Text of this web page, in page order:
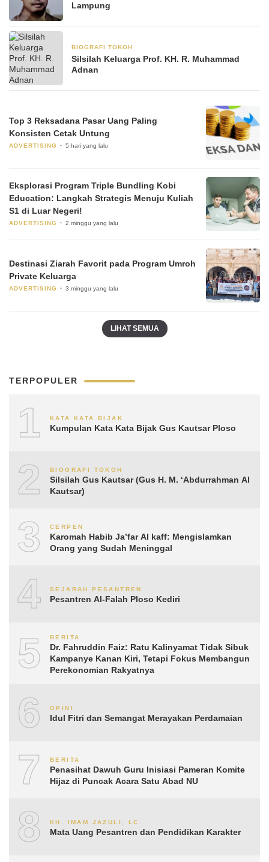
Lampung
BIOGRAFI TOKOH
Silsilah Keluarga Prof. KH. R. Muhammad
Adnan
Top 3 Reksadana Pasar Uang Paling
Konsisten Cetak Untung
ADVERTISING 5 hari yang lalu
Eksplorasi Program Triple Bundling Kobi
Education: Langkah Strategis Menuju Kuliah
S1 di Luar Negeri!
ADVERTISING 2 minggu yang lalu
Destinasi Ziarah Favorit pada Program Umroh
Private Keluarga
ADVERTISING 3 minggu yang lalu
LIHAT SEMUA
TERPOPULER
1 KATA KATA BIJAK
Kumpulan Kata Kata Bijak Gus Kautsar Ploso
2 BIOGRAFI TOKOH
Silsilah Gus Kautsar (Gus H. M. ‘Abdurrahman Al
Kautsar)
3 CERPEN
Karomah Habib Ja’far Al kaff: Mengislamkan
Orang yang Sudah Meninggal
4 SEJARAH PESANTREN
Pesantren Al-Falah Ploso Kediri
5 BERITA
Dr. Fahruddin Faiz: Ratu Kalinyamat Tidak Sibuk
Kampanye Kanan Kiri, Tetapi Fokus Membangun
Perekonomian Rakyatnya
6 OPINI
Idul Fitri dan Semangat Merayakan Perdamaian
7 BERITA
Penasihat Dawuh Guru Inisiasi Pameran Komite
Hijaz di Puncak Acara Satu Abad NU
8 KH. IMAM JAZULI, LC.
Mata Uang Pesantren dan Pendidikan Karakter